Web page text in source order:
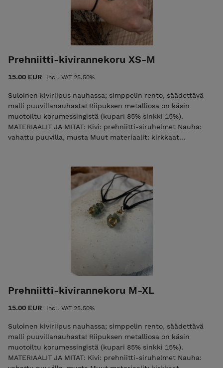
pikimmiten sinulle. Toimitus saattaa kestää 1-2 päivää
enemmän kuin normaalisti. POSTITUSMAKSU LISÄTÄÄN
LOPPUSUMMAAN KASSALLA (ajantasainen postitusmaksun
Prehniitti-kivirannekoru XS-M
15.00 EUR Incl. VAT 25.50%
Suloinen kiviriipus nauhassa; simppelin rento, säädettävä
malli puuvillanauhasta! Riipuksen metalliosa on käsin
muotoiltu korumessingistä (kupari 85% sinkki 15%).
MATERIAALIT JA MITAT: Kivi: prehniitti-siruhelmet Nauha:
vahattu puuvilla, musta Muut materiaalit: kirkkaat
cm) Huomaathan valita tarpeeksi suuren koon, että saat
pujotettua korun kämmenesi läpi. Saatavilla myös
suurempana, M-XL-kokoisena max n. 28 cm. Tarvittaessa
valmistan korun pienemmässä tai suuremmassa koossa, se
onnistuu kyllä! Kirjoitathan siinä tapauksessa sinulle sopivan
pituuden kysymyskenttään. Jokainen koru on yksilöllinen!
Jos korua ei ole valmiina varastossa, valmistan korun
pikimmiten sinulle. Toimitus saattaa kestää 1-2 päivää
Prehniitti-kivirannekoru M-XL
15.00 EUR Incl. VAT 25.50%
Suloinen kiviriipus nauhassa; simppelin rento, säädettävä
malli puuvillanauhasta! Riipuksen metalliosa on käsin
muotoiltu korumessingistä (kupari 85% sinkki 15%).
MATERIAALIT JA MITAT: Kivi: prehniitti-siruhelmet Nauha: